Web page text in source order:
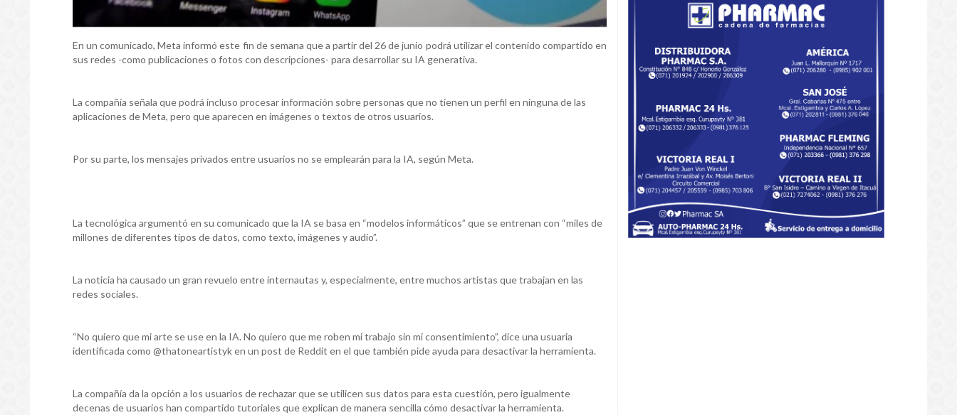
En un comunicado, Meta informó este fin de semana que a partir del 26 de junio podrá utilizar el contenido compartido en
sus redes -como publicaciones o fotos con descripciones- para desarrollar su IA generativa.
La compañía señala que podrá incluso procesar información sobre personas que no tienen un perfil en ninguna de las
aplicaciones de Meta, pero que aparecen en imágenes o textos de otros usuarios.
Por su parte, los mensajes privados entre usuarios no se emplearán para la IA, según Meta.
La tecnológica argumentó en su comunicado que la IA se basa en “modelos informáticos” que se entrenan con “miles de
millones de diferentes tipos de datos, como texto, imágenes y audio”.
La noticia ha causado un gran revuelo entre internautas y, especialmente, entre muchos artistas que trabajan en las
redes sociales.
“No quiero que mi arte se use en la IA. No quiero que me roben mi trabajo sin mi consentimiento”, dice una usuaria
identificada como @thatoneartistyk en un post de Reddit en el que también pide ayuda para desactivar la herramienta.
La compañía da la opción a los usuarios de rechazar que se utilicen sus datos para esta cuestión, pero igualmente
decenas de usuarios han compartido tutoriales que explican de manera sencilla cómo desactivar la herramienta.